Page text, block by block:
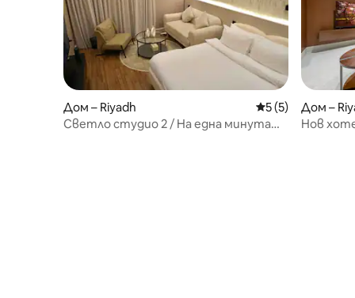
Дом – Riyadh Средна оценка:
5 (5)
Светло студио 2 / На една минута
Дом –
Нов